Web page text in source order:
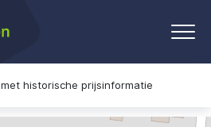
historische prijsinformatie